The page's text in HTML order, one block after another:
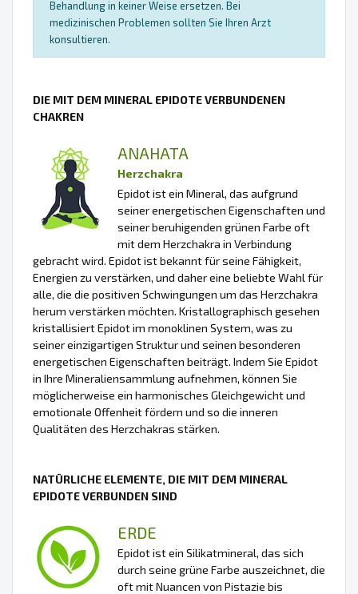
Behandlung in keiner Weise ersetzen. Bei
medizinischen Problemen sollten Sie Ihren Arzt
konsultieren.
DIE MIT DEM MINERAL EPIDOTE VERBUNDENEN
CHAKREN
ANAHATA
Herzchakra
Epidot ist ein Mineral, das aufgrund
seiner energetischen Eigenschaften und
seiner beruhigenden grünen Farbe oft
mit dem Herzchakra in Verbindung
gebracht wird. Epidot ist bekannt für seine Fähigkeit,
Energien zu verstärken, und daher eine beliebte Wahl für
alle, die die positiven Schwingungen um das Herzchakra
herum verstärken möchten. Kristallographisch gesehen
kristallisiert Epidot im monoklinen System, was zu
seiner einzigartigen Struktur und seinen besonderen
energetischen Eigenschaften beiträgt. Indem Sie Epidot
in Ihre Mineraliensammlung aufnehmen, können Sie
möglicherweise ein harmonisches Gleichgewicht und
emotionale Offenheit fördern und so die inneren
Qualitäten des Herzchakras stärken.
NATÜRLICHE ELEMENTE, DIE MIT DEM MINERAL
EPIDOTE VERBUNDEN SIND
ERDE
Epidot ist ein Silikatmineral, das sich
durch seine grüne Farbe auszeichnet, die
oft mit Nuancen von Pistazie bis